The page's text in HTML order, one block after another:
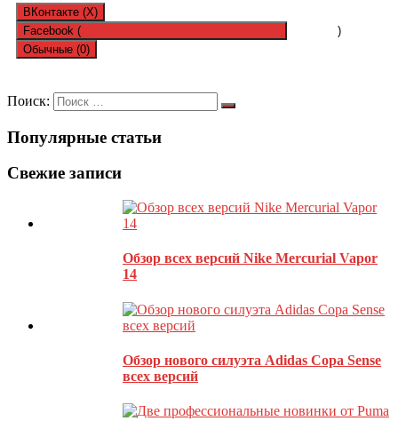
ВКонтакте (X)
Facebook (
)
Обычные (0)
Оставить комментарий
Ваш адрес email не будет опубликован.
Поиск:
Популярные статьи
Свежие записи
Обзор всех версий Nike Mercurial Vapor
14
Обзор нового силуэта Adidas Copa Sense
всех версий